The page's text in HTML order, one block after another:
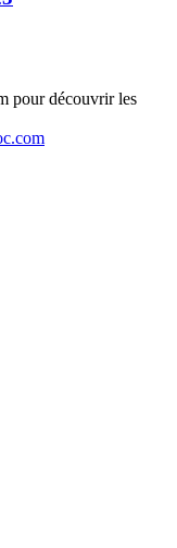
pour découvrir les